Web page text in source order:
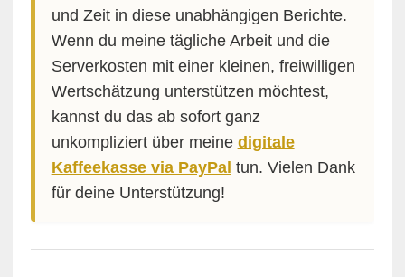
und Zeit in diese unabhängigen Berichte.
Wenn du meine tägliche Arbeit und die
Serverkosten mit einer kleinen, freiwilligen
Wertschätzung unterstützen möchtest,
kannst du das ab sofort ganz
unkompliziert über meine digitale
Kaffeekasse via PayPal tun. Vielen Dank
für deine Unterstützung!